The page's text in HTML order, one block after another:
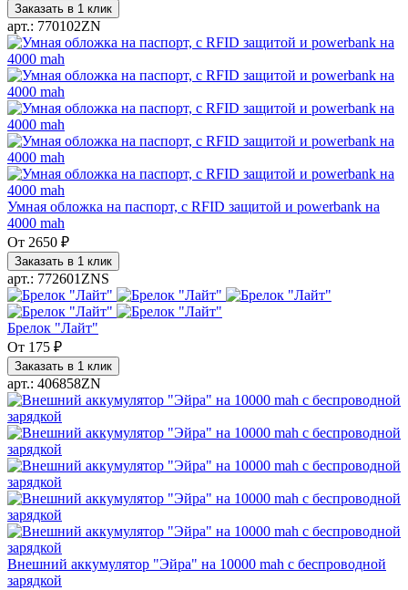
Заказать в 1 клик
арт.: 770102ZN
Умная обложка на паспорт, с RFID защитой и powerbank на
4000 mah
От 2650 ₽
Заказать в 1 клик
арт.: 772601ZNS
Брелок "Лайт"
От 175 ₽
Заказать в 1 клик
арт.: 406858ZN
Внешний аккумулятор "Эйра" на 10000 mah с беспроводной
зарядкой